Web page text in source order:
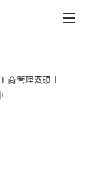
商管理双硕士